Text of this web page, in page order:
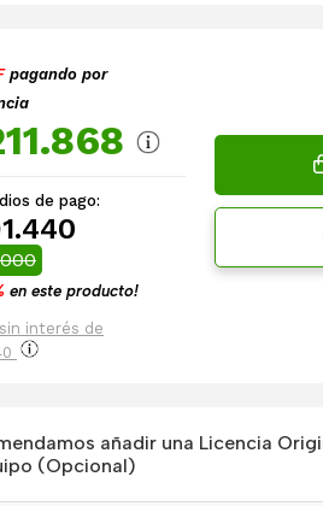
pagando por
de pago:
en este producto!
interés de
añadir una Licencia
(Opcional)